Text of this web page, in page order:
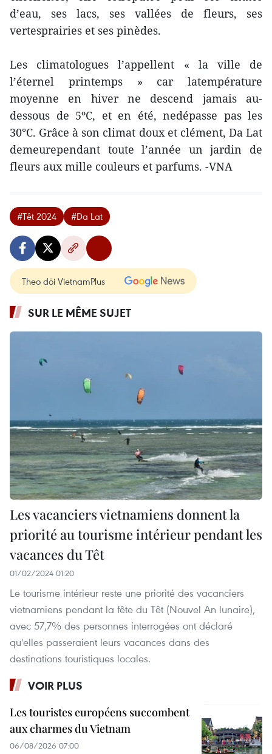
d’eau, ses lacs, ses vallées de fleurs, ses
vertesprairies et ses pinèdes.
Les climatologues l’appellent « la ville de
l’éternel printemps » car latempérature
moyenne en hiver ne descend jamais au-
dessous de 5ºC, et en été, nedépasse pas les
30°C. Grâce à son climat doux et clément, Da Lat
demeurependant toute l’année un jardin de
fleurs aux mille couleurs et parfums. -VNA
#Têt 2024 #Da Lat
Theo dõi VietnamPlus
SUR LE MÊME SUJET
Les vacanciers vietnamiens donnent la
priorité au tourisme intérieur pendant les
vacances du Têt
01/02/2024 01:20
Le tourisme intérieur reste une priorité des vacanciers
vietnamiens pendant la fête du Têt (Nouvel An lunaire),
avec 57,7% des personnes interrogées ont déclaré
qu'elles passeraient leurs vacances dans des
destinations touristiques locales.
VOIR PLUS
Les touristes européens succombent
aux charmes du Vietnam
06/08/2026 07:00